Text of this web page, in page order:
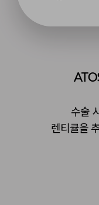
수술
렌티큘을